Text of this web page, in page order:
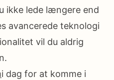
ikke lede længere end
avancerede teknologi
vil du aldrig
i dag for at komme i